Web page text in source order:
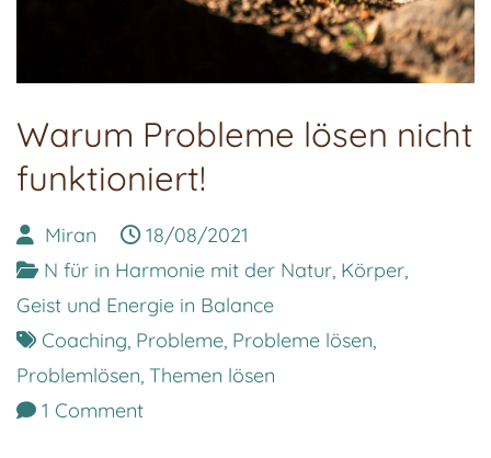
Warum Probleme lösen nicht
funktioniert!
Miran
18/08/2021
N für in Harmonie mit der Natur, Körper,
Geist und Energie in Balance
Coaching, Probleme, Probleme lösen,
Problemlösen, Themen lösen
1 Commenton